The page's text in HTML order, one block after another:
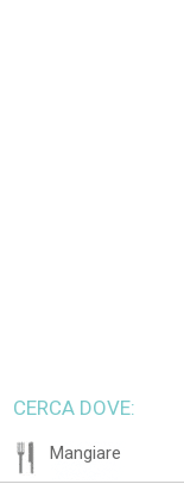
CERCA DOVE:
Mangiare